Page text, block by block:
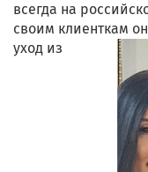
всегда на
своим клиенткам
уход из